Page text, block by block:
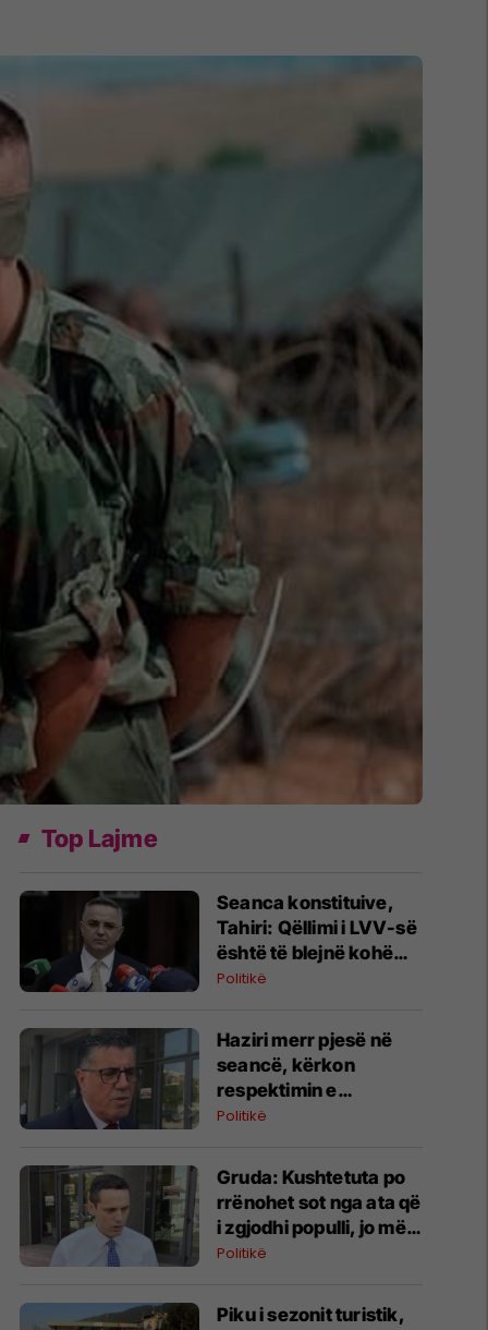
Top Lajme
Seanca konstituive,
Tahiri: Qëllimi i LVV-së
është të blejnë kohë
dhe rastin ta dërgojmë
Politikë
​Haziri merr pjesë në
seancë, kërkon
respektimin e
Kushtetutës
Politikë
Gruda: Kushtetuta po
rrënohet sot nga ata që
i zgjodhi populli, jo më
nga Millosheviqi
Politikë
Piku i sezonit turistik,